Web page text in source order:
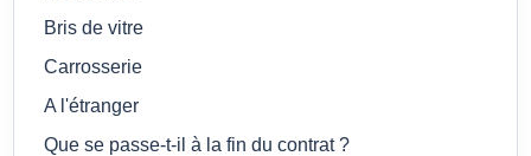
Bris de vitre
Carrosserie
A l'étranger
Que se passe-t-il à la fin du contrat ?